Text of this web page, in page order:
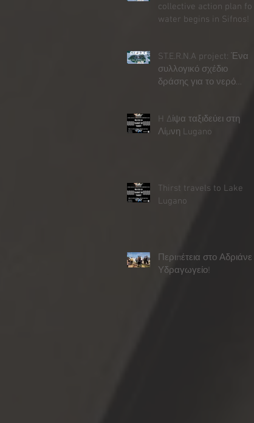
collective action plan for
water begins in Sifnos!
ST.E.R.N.A project: Ένα
συλλογικό σχέδιο
δράσης για το νερό
H Δίψα ταξιδεύει στη
Λίμνη Lugano
Thirst travels to Lake
Lugano
Περιπέτεια στο Αδριάνειο
Υδραγωγείο!